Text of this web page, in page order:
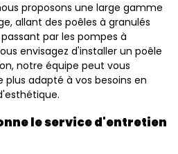
proposons une large gamme
allant des poêles à granulés
par les pompes à
envisagez d'installer un poêle
notre équipe peut vous
plus adapté à vos besoins en
le service d'entretien